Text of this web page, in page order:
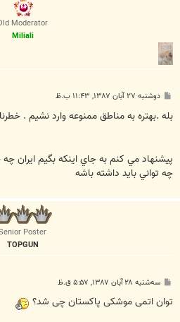
Moderator
Miliali
ت
دوشنبه ۲۷ آبان ۱۳۸۷, ۱۱:۴۳ ب.ظ
بله .بهتره به مناطق ممنوعه وارد نشيم .
پيشنهاد مي کنم به جاي اينکه بگيم ايران
چه تواني بايد داشته باشه
Poster
TOPGUN
ت
سه‌شنبه ۲۸ آبان ۱۳۸۷, ۵:۵۷ ق.ظ
توان اتمی موشکی پاکستان چی شد؟